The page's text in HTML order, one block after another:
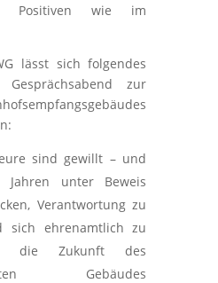
Positiven wie im
lässt sich folgendes
zur
sind gewillt – und
unter Beweis
Verantwortung zu
sich ehrenamtlich zu
die Zukunft des
Gebäudes